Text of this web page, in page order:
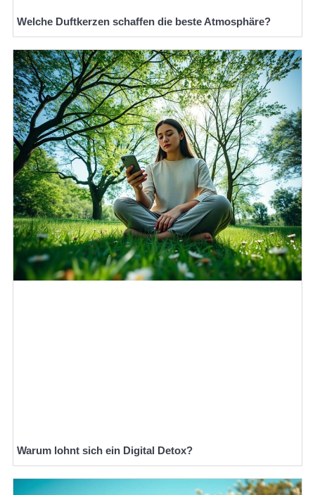
Welche Duftkerzen schaffen die beste Atmosphäre?
Warum lohnt sich ein Digital Detox?